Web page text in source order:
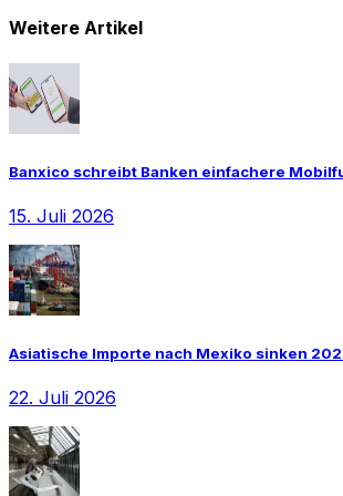
Weitere Artikel
Banxico schreibt Banken einfachere
15. Juli 2026
Asiatische Importe nach Mexiko sinken
22. Juli 2026